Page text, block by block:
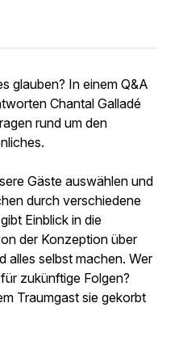
glauben? In einem Q&A
Chantal Galladé
rund um den
Gäste auswählen und
durch verschiedene
Einblick in die
der Konzeption über
alles selbst machen. Wer
zukünftige Folgen?
Traumgast sie gekorbt